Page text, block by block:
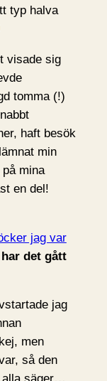
typ halva
visade sig
tomma (!)
haft besök
min
mina
en del!
jag var
det gått
jag
men
så den